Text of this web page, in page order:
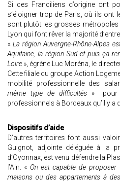
Si ces Franciliens d’origine ont
s’éloigner trop de Paris, où ils ont
sont plutôt les grosses
Lyon qui font rêver la majorité
« La région Auvergne-Rhône-Alpes
Aquitaine, la région Sud et puis ça
Loire », égrène Luc Moréna, le
Cette filiale du groupe Action
mobilité professionnelle des
même type de difficultés» pour
professionnels à Bordeaux qu’il y a
Dispositifs d’aide
D’autres territoires font aussi
Guignot, adjointe déléguée à la
d’Oyonnax, est venu défendre la
l’Ain. «On est capable de
maisons ou des appartements à